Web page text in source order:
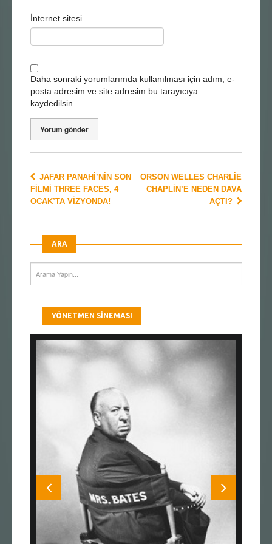
İnternet sitesi
Daha sonraki yorumlarımda kullanılması için adım, e-
posta adresim ve site adresim bu tarayıcıya
kaydedilsin.
JAFAR PANAHI’NIN SON
FILMI THREE FACES, 4
OCAK’TA VIZYONDA!
ORSON WELLES CHARLIE
CHAPLIN’E NEDEN DAVA
AÇTI?
ARA
YÖNETMEN SINEMASI